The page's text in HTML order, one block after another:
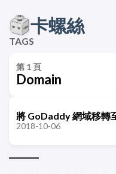
卡螺絲
TAGS
第 1 頁
Domain
將 GoDaddy 網域移轉
2018-10-06